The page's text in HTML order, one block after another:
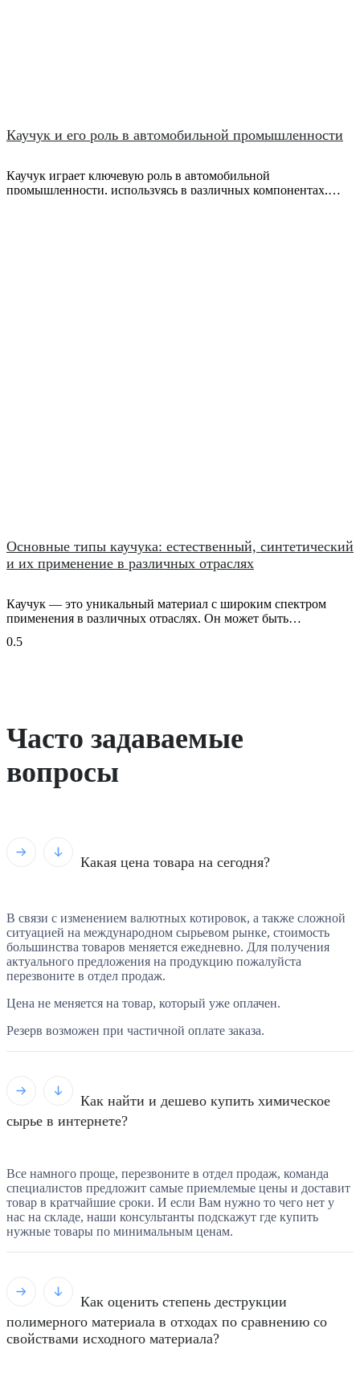
Каучук и его роль в автомобильной промышленности
Каучук играет ключевую роль в автомобильной
промышленности, используясь в различных компонентах,
Основные типы каучука: естественный, синтетический
и их применение в различных отраслях
Каучук — это уникальный материал с широким спектром
применения в различных отраслях. Он может быть
Часто задаваемые
вопросы
Какая цена товара на сегодня?
В связи с изменением валютных котировок, а также сложной
ситуацией на международном сырьевом рынке, стоимость
большинства товаров меняется ежедневно. Для получения
актуального предложения на продукцию пожалуйста
перезвоните в отдел продаж.
Цена не меняется на товар, который уже оплачен.
Резерв возможен при частичной оплате заказа.
Как найти и дешево купить химическое
сырье в интернете?
Все намного проще, перезвоните в отдел продаж, команда
специалистов предложит самые приемлемые цены и доставит
товар в кратчайшие сроки. И если Вам нужно то чего нет у
нас на складе, наши консультанты подскажут где купить
нужные товары по минимальным ценам.
Как оценить степень деструкции
полимерного материала в отходах по сравнению со
свойствами исходного материала?